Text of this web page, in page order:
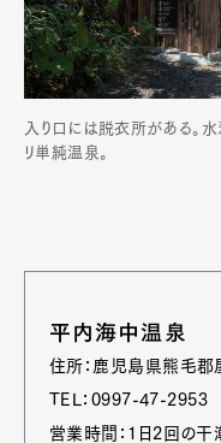
入り口には脱衣所がある。
リ単純温泉。
平内海中温泉
住所：鹿児島県熊毛
TEL：0997-47-2953
営業時間：1日2回の干